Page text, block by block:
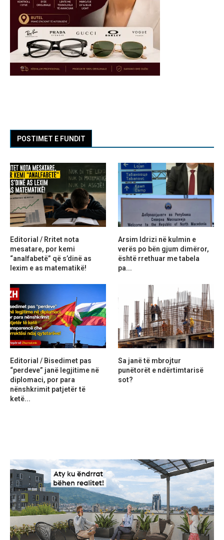
POSTIMET E FUNDIT
Editorial / Rritet nota
mesatare, por kemi
“analfabetë” që s’dinë as
lexim e as matematikë!
Arsim Idrizi në kulmin e
verës po bën gjum dimëror,
është rrethuar me tabela
pa...
Editorial / Bisedimet pas
“perdeve” janë legjitime në
diplomaci, por para
nënshkrimit patjetër të
ketë...
Sa janë të mbrojtur
punëtorët e ndërtimtarisë
sot?